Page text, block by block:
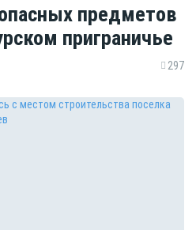
предметов
приграничье
297